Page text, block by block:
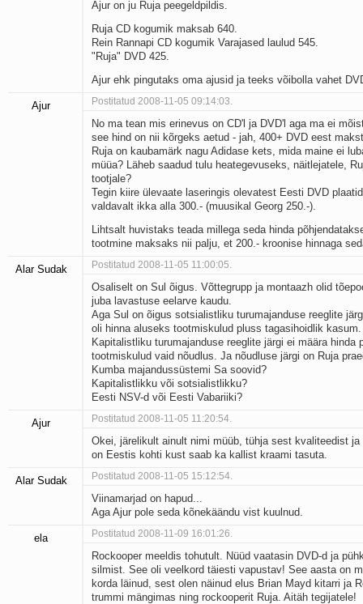
Ajur on ju Ruja peegeldpildis.
Ruja CD kogumik maksab 640.
Rein Rannapi CD kogumik Varajased laulud 545.
"Ruja" DVD 425.
Ajur ehk pingutaks oma ajusid ja teeks võibolla vahet
Ajur Postitatud 2008-11-05 09:14:03.
No ma tean mis erinevus on CD'l ja DVD'l aga ma ei
see hind on nii kõrgeks aetud - jah, 400+ DVD eest
Ruja on kaubamärk nagu Adidase kets, mida maine ei
müüa? Läheb saadud tulu heategevuseks, näitlejatele,
tootjale?
Tegin kiire ülevaate laseringis olevatest Eesti DVD
valdavalt ikka alla 300.- (muusikal Georg 250.-).
Lihtsalt huvistaks teada millega seda hinda
tootmine maksaks nii palju, et 200.- kroonise hinnaga
Alar Sudak Postitatud 2008-11-05 11:00:05.
Osaliselt on Sul õigus. Võttegrupp ja montaazh olid
juba lavastuse eelarve kaudu.
Aga Sul on õigus sotsialistliku turumajanduse reeglite
oli hinna aluseks tootmiskulud pluss tagasihoidlik kasum.
Kapitalistliku turumajanduse reeglite järgi ei määra hinda
tootmiskulud vaid nõudlus. Ja nõudluse järgi on Ruja
Kumba majandussüstemi Sa soovid?
Kapitalistlikku või sotsialistlikku?
Eesti NSV-d või Eesti Vabariiki?
Ajur Postitatud 2008-11-05 11:20:54.
Okei, järelikult ainult nimi müüb, tühja sest kvaliteedist
on Eestis kohti kust saab ka kallist kraami tasuta.
Alar Sudak Postitatud 2008-11-05 15:12:54.
Viinamarjad on hapud...
Aga Ajur pole seda kõnekäändu vist kuulnud.
ela Postitatud 2008-11-09 16:01:26.
Rockooper meeldis tohutult. Nüüd vaatasin DVD-d ja
silmist. See oli veelkord täiesti vapustav! See aasta on
korda läinud, sest olen näinud elus Brian Mayd kitarri ja
trummi mängimas ning rockooperit Ruja. Aitäh tegijatele!